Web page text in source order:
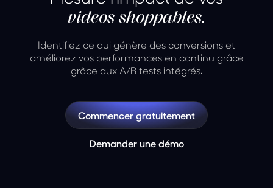
videos shoppables.
Identifiez ce qui génère des conversions et
améliorez vos performances en continu grâce
grâce aux A/B tests intégrés.
Commencer gratuitement
Demander une démo